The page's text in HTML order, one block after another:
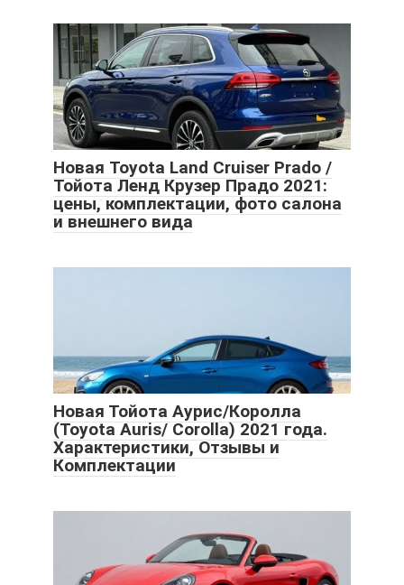
Новая Toyota Land Cruiser Prado /
Тойота Ленд Крузер Прадо 2021:
цены, комплектации, фото салона
и внешнего вида
Новая Тойота Аурис/Королла
(Toyota Auris/ Corolla) 2021 года.
Характеристики, Отзывы и
Комплектации